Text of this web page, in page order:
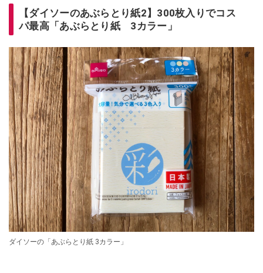
【ダイソーのあぶらとり紙2】300枚入りでコス
パ最高「あぶらとり紙 3カラー」
ダイソーの「あぶらとり紙 3カラー」